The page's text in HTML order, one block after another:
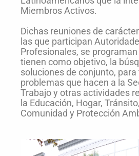
Miembros Activos.
Dichas reuniones de
las que participan
Profesionales, se
tienen como objetivo, la
soluciones de conjunto,
problemas que hacen a la
Trabajo y otras actividades
la Educación, Hogar,
Comunidad y Protección